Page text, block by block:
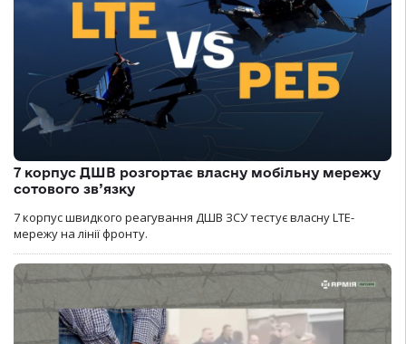
7 корпус ДШВ розгортає власну мобільну мережу
сотового зв’язку
7 корпус швидкого реагування ДШВ ЗСУ тестує власну LTE-
мережу на лінії фронту.